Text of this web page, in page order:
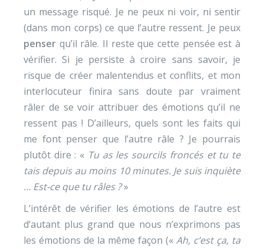
un message risqué. Je ne peux ni voir, ni sentir
(dans mon corps) ce que l’autre ressent. Je peux
penser qu’il râle. Il reste que cette pensée est à
vérifier. Si je persiste à croire sans savoir, je
risque de créer malentendus et conflits, et mon
interlocuteur finira sans doute par vraiment
râler de se voir attribuer des émotions qu’il ne
ressent pas ! D’ailleurs, quels sont les faits qui
me font penser que l’autre râle ? Je pourrais
plutôt dire : « Tu as les sourcils froncés et tu te
tais depuis au moins 10 minutes. Je suis inquiète
… Est-ce que tu râles ?»
L’intérêt de vérifier les émotions de l’autre est
d’autant plus grand que nous n’exprimons pas
les émotions de la même façon (« Ah, c’est ça, ta